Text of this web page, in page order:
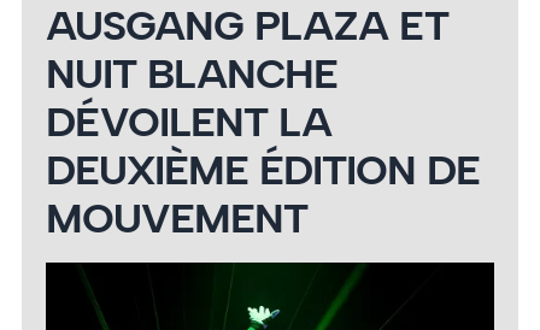
AUSGANG PLAZA ET
NUIT BLANCHE
DÉVOILENT LA
DEUXIÈME ÉDITION DE
MOUVEMENT